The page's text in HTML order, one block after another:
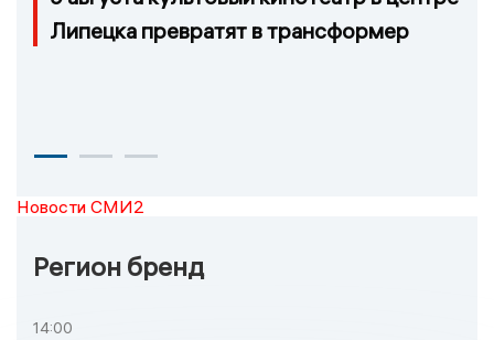
Липецка превратят в трансформер
Новости СМИ2
Регион бренд
14:00